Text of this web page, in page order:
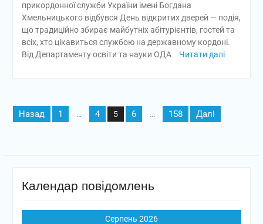
прикордонної служби України імені Богдана
Хмельницького відбувся День відкритих дверей — подія,
що традиційно збирає майбутніх абітурієнтів, гостей та
всіх, хто цікавиться службою на державному кордоні.
Від Департаменту освіти та науки ОДА
Читати далі
Пагінація
записів
Назад 1 … 4 5 6 … 158 Далі
Календар повідомлень
Серпень 2026